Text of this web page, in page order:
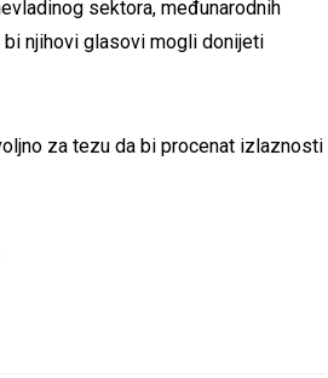
sektora, međunarodnih
bi njihovi glasovi mogli donijeti
za tezu da bi procenat izlaznosti